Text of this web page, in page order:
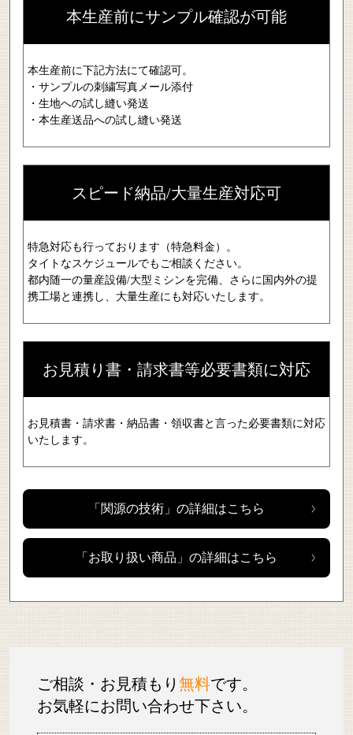
本生産前にサンプル確認が可能
本生産前に下記方法にて確認可。
・サンプルの刺繍写真メール添付
・生地への試し縫い発送
・本生産送品への試し縫い発送
スピード納品/大量生産対応可
特急対応も行っております（特急料金）。
タイトなスケジュールでもご相談ください。
都内随一の量産設備/大型ミシンを完備、さらに国内外の提
携工場と連携し、大量生産にも対応いたします。
お見積り書・請求書等必要書類に対応
お見積書・請求書・納品書・領収書と言った必要書類に対応
いたします。
「関源の技術」の詳細はこちら
「お取り扱い商品」の詳細はこちら
ご相談・お見積もり 無料です。
お気軽にお問い合わせ下さい。